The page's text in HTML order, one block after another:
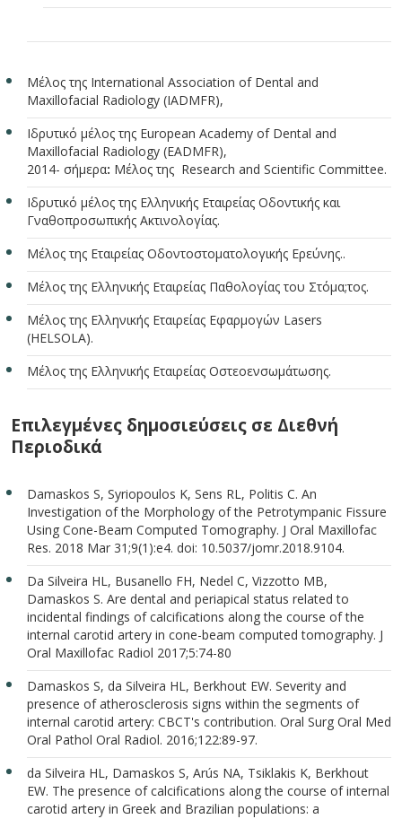
Μέλος της International Association of Dental and
Maxillofacial Radiology (IADMFR),
Ιδρυτικό μέλος της European Academy of Dental and
Maxillofacial Radiology (EADMFR),
2014- σήμερα: Μέλος της Research and Scientific Committee.
Ιδρυτικό μέλος της Ελληνικής Εταιρείας Οδοντικής και
Γναθοπροσωπικής Ακτινολογίας.
Μέλος της Εταιρείας Οδοντοστοματολογικής Ερεύνης..
Μέλος της Ελληνικής Εταιρείας Παθολογίας του Στόμα;τος.
Μέλος της Ελληνικής Εταιρείας Εφαρμογών Lasers
(HELSOLA).
Μέλος της Ελληνικής Εταιρείας Οστεοενσωμάτωσης.
Επιλεγμένες δημοσιεύσεις σε Διεθνή
Περιοδικά
Damaskos S, Syriopoulos K, Sens RL, Politis C. An
Investigation of the Morphology of the Petrotympanic Fissure
Using Cone-Beam Computed Tomography. J Oral Maxillofac
Res. 2018 Mar 31;9(1):e4. doi: 10.5037/jomr.2018.9104.
Da Silveira HL, Busanello FH, Nedel C, Vizzotto MB,
Damaskos S. Are dental and periapical status related to
incidental findings of calcifications along the course of the
internal carotid artery in cone-beam computed tomography. J
Oral Maxillofac Radiol 2017;5:74-80
Damaskos S, da Silveira HL, Berkhout EW. Severity and
presence of atherosclerosis signs within the segments of
internal carotid artery: CBCT's contribution. Oral Surg Oral Med
Oral Pathol Oral Radiol. 2016;122:89-97.
da Silveira HL, Damaskos S, Arús NA, Tsiklakis K, Berkhout
EW. The presence of calcifications along the course of internal
carotid artery in Greek and Brazilian populations: a